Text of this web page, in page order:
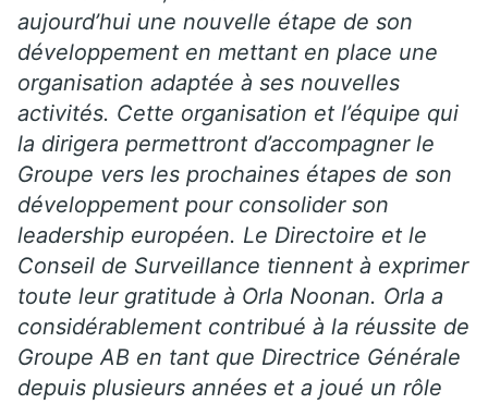
aujourd’hui une nouvelle étape de son
développement en mettant en place une
organisation adaptée à ses nouvelles
activités. Cette organisation et l’équipe qui
la dirigera permettront d’accompagner le
Groupe vers les prochaines étapes de son
développement pour consolider son
leadership européen. Le Directoire et le
Conseil de Surveillance tiennent à exprimer
toute leur gratitude à Orla Noonan. Orla a
considérablement contribué à la réussite de
Groupe AB en tant que Directrice Générale
depuis plusieurs années et a joué un rôle